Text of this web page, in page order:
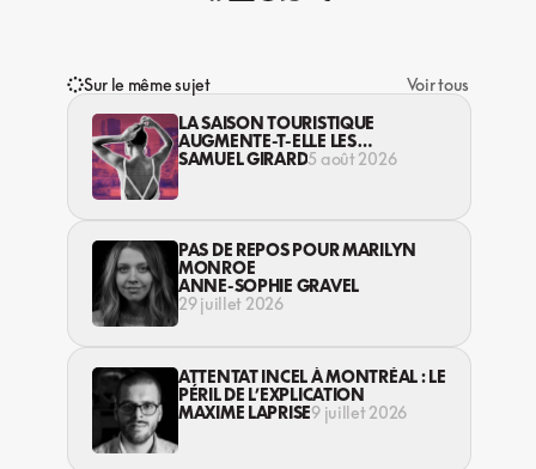
Sur le même sujet
Voir tous
LA SAISON TOURISTIQUE
AUGMENTE-T-ELLE LES
VIOLENCES CONTRE LES
SAMUEL GIRARD5 août 2026
PAS DE REPOS POUR MARILYN
MONROE
ANNE-SOPHIE GRAVEL
29 juillet 2026
ATTENTAT INCEL À MONTRÉAL : LE
PÉRIL DE L’EXPLICATION
MAXIME LAPRISE9 juillet 2026